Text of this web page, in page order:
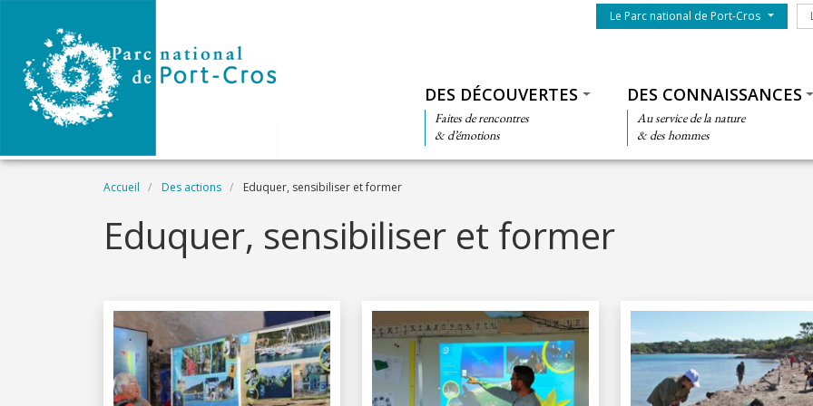
Menu du parc
Le Parc national de Port-Cros
DES DÉCOUVERTES
Faites de rencontres
& d’émotions
DES CONNAISSANCES
Au service de la nature
& des hommes
Fil d'Ariane
Accueil Des actions Eduquer, sensibiliser et former
Eduquer, sensibiliser et former